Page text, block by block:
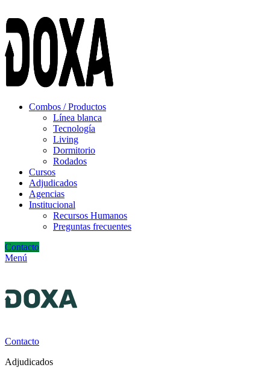
Combos / Productos
Línea blanca
Tecnología
Living
Dormitorio
Rodados
Cursos
Adjudicados
Agencias
Institucional
Recursos Humanos
Preguntas frecuentes
Contacto
Menú
Contacto
Adjudicados